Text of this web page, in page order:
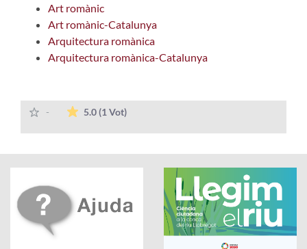
Art romànic
Art romànic-Catalunya
Arquitectura romànica
Arquitectura romànica-Catalunya
- 5.0(1 Vot)La mitjana de les valoracions és de 5